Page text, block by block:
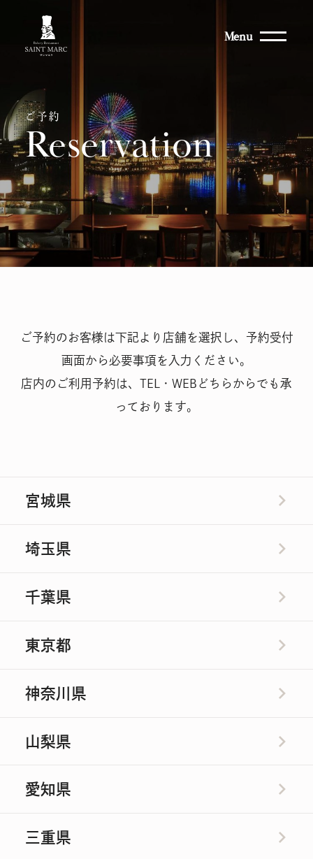
Menu
ご予約
Reservation
ご予約のお客様は下記より店舗を選択し、予約受付
画面から必要事項を入力ください。
店内のご利用予約は、TEL・WEBどちらからでも承
っております。
宮城県
埼玉県
千葉県
東京都
神奈川県
山梨県
愛知県
三重県